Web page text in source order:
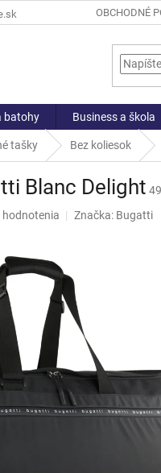
OBCHODNÉ
batohy Business a škola
tašky Bez koliesok
Blanc Delight
Značka: Bugatti